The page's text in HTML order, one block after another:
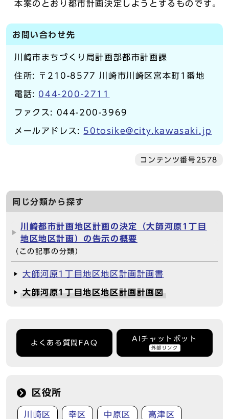
本案のとおり都市計画決定しようとするものです。
お問い合わせ先
川崎市まちづくり局計画部都市計画課
住所: 〒210-8577 川崎市川崎区宮本町1番地
電話: 044-200-2711
ファクス: 044-200-3969
メールアドレス: 50tosike@city.kawasaki.jp
コンテンツ番号2578
同じ分類から探す
川崎都市計画地区計画の決定（大師河原1丁目
地区地区計画）の告示の概要
（この記事の分類）
大師河原1丁目地区地区計画計画書
大師河原1丁目地区地区計画計画図
よくある質問FAQ
AIチャットボット
外部リンク
区役所
川崎区 幸区 中原区 高津区